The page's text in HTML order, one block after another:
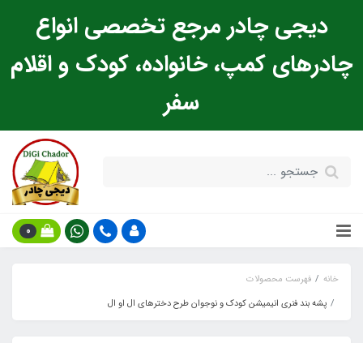
دیجی چادر مرجع تخصصی انواع
چادرهای کمپ، خانواده، کودک و اقلام
سفر
0
خانه
فهرست محصولات
پشه‌ بند فنری انیمیشن کودک و نوجوان طرح دخترهای ال او ال